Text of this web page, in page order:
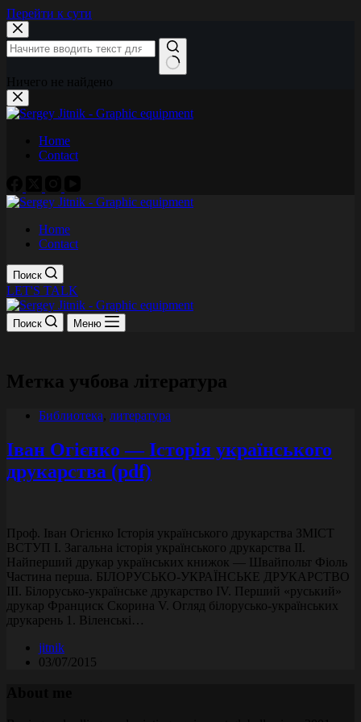
Перейти к сути
Ничего не найдено
Home
Contact
Home
Contact
Поиск
LET'S TALK
Поиск Меню
Метка учбова література
Библиотека, литература
Іван Огієнко — Історія українського
друкарства (pdf)
Проф. Іван Огієнко Історія українського друкарства ЗМІСТ
ВСТУП І. Загальна історія українського друкарства II.
Найперший друкар українських книжок — Швайпольт Фіоль
Частина перша. БІЛОРУСЬКО-УКРАЇНСЬКЕ ДРУКАРСТВО
III. Білорусько-українське друкарство IV. Перший «руський»
друкар Франциск Скорина V. Огляд білорусько-українських
друкарень 1. Віленські…
jitnik
03/07/2015